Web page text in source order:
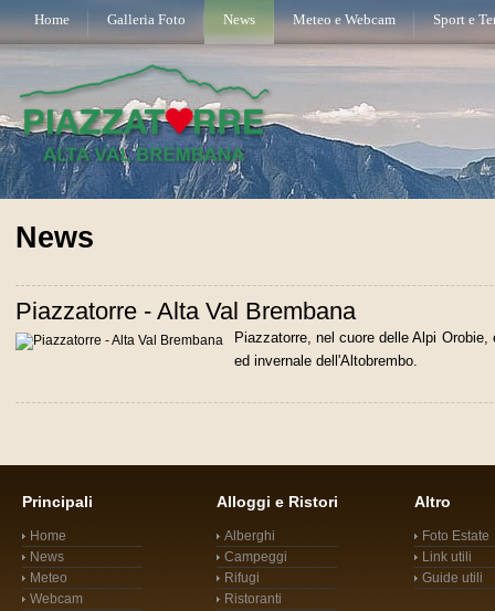
Home Galleria Foto News Meteo e Webcam Sport e
News
Piazzatorre - Alta Val Brembana
Piazzatorre, nel cuore delle Alpi
ed invernale dell'Altobrembo.
Principali
Home
News
Meteo
Webcam
Alloggi e Ristori
Alberghi
Campeggi
Rifugi
Ristoranti
Altro
Foto Estate
Link utili
Guide utili